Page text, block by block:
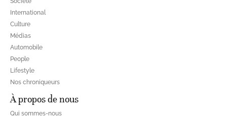
International
Culture
Médias
Automobile
People
Lifestyle
Nos chroniqueurs
À propos de nous
Qui sommes-nous